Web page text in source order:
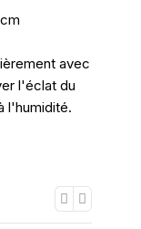
avec
l'éclat du
l'humidité.